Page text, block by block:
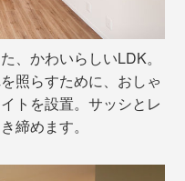
、かわいらしいLDK。
照らすために、おしゃ
トを設置。サッシとレ
締めます。